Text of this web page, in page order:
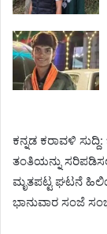
ಕನ್ನಡ ಕರಾವಳಿ
ತಂತಿಯನ್ನು
ಮೃತಪಟ್ಟ ಘಟನೆ
ಭಾನುವಾರ ಸಂಜೆ